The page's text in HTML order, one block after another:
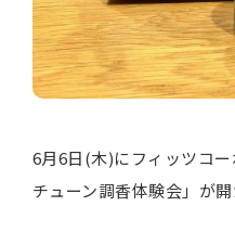
6月6日(木)にフィッツコ
チューン調香体験会」が開